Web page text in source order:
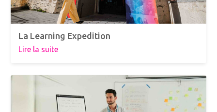
La Learning Expedition
Lire la suite